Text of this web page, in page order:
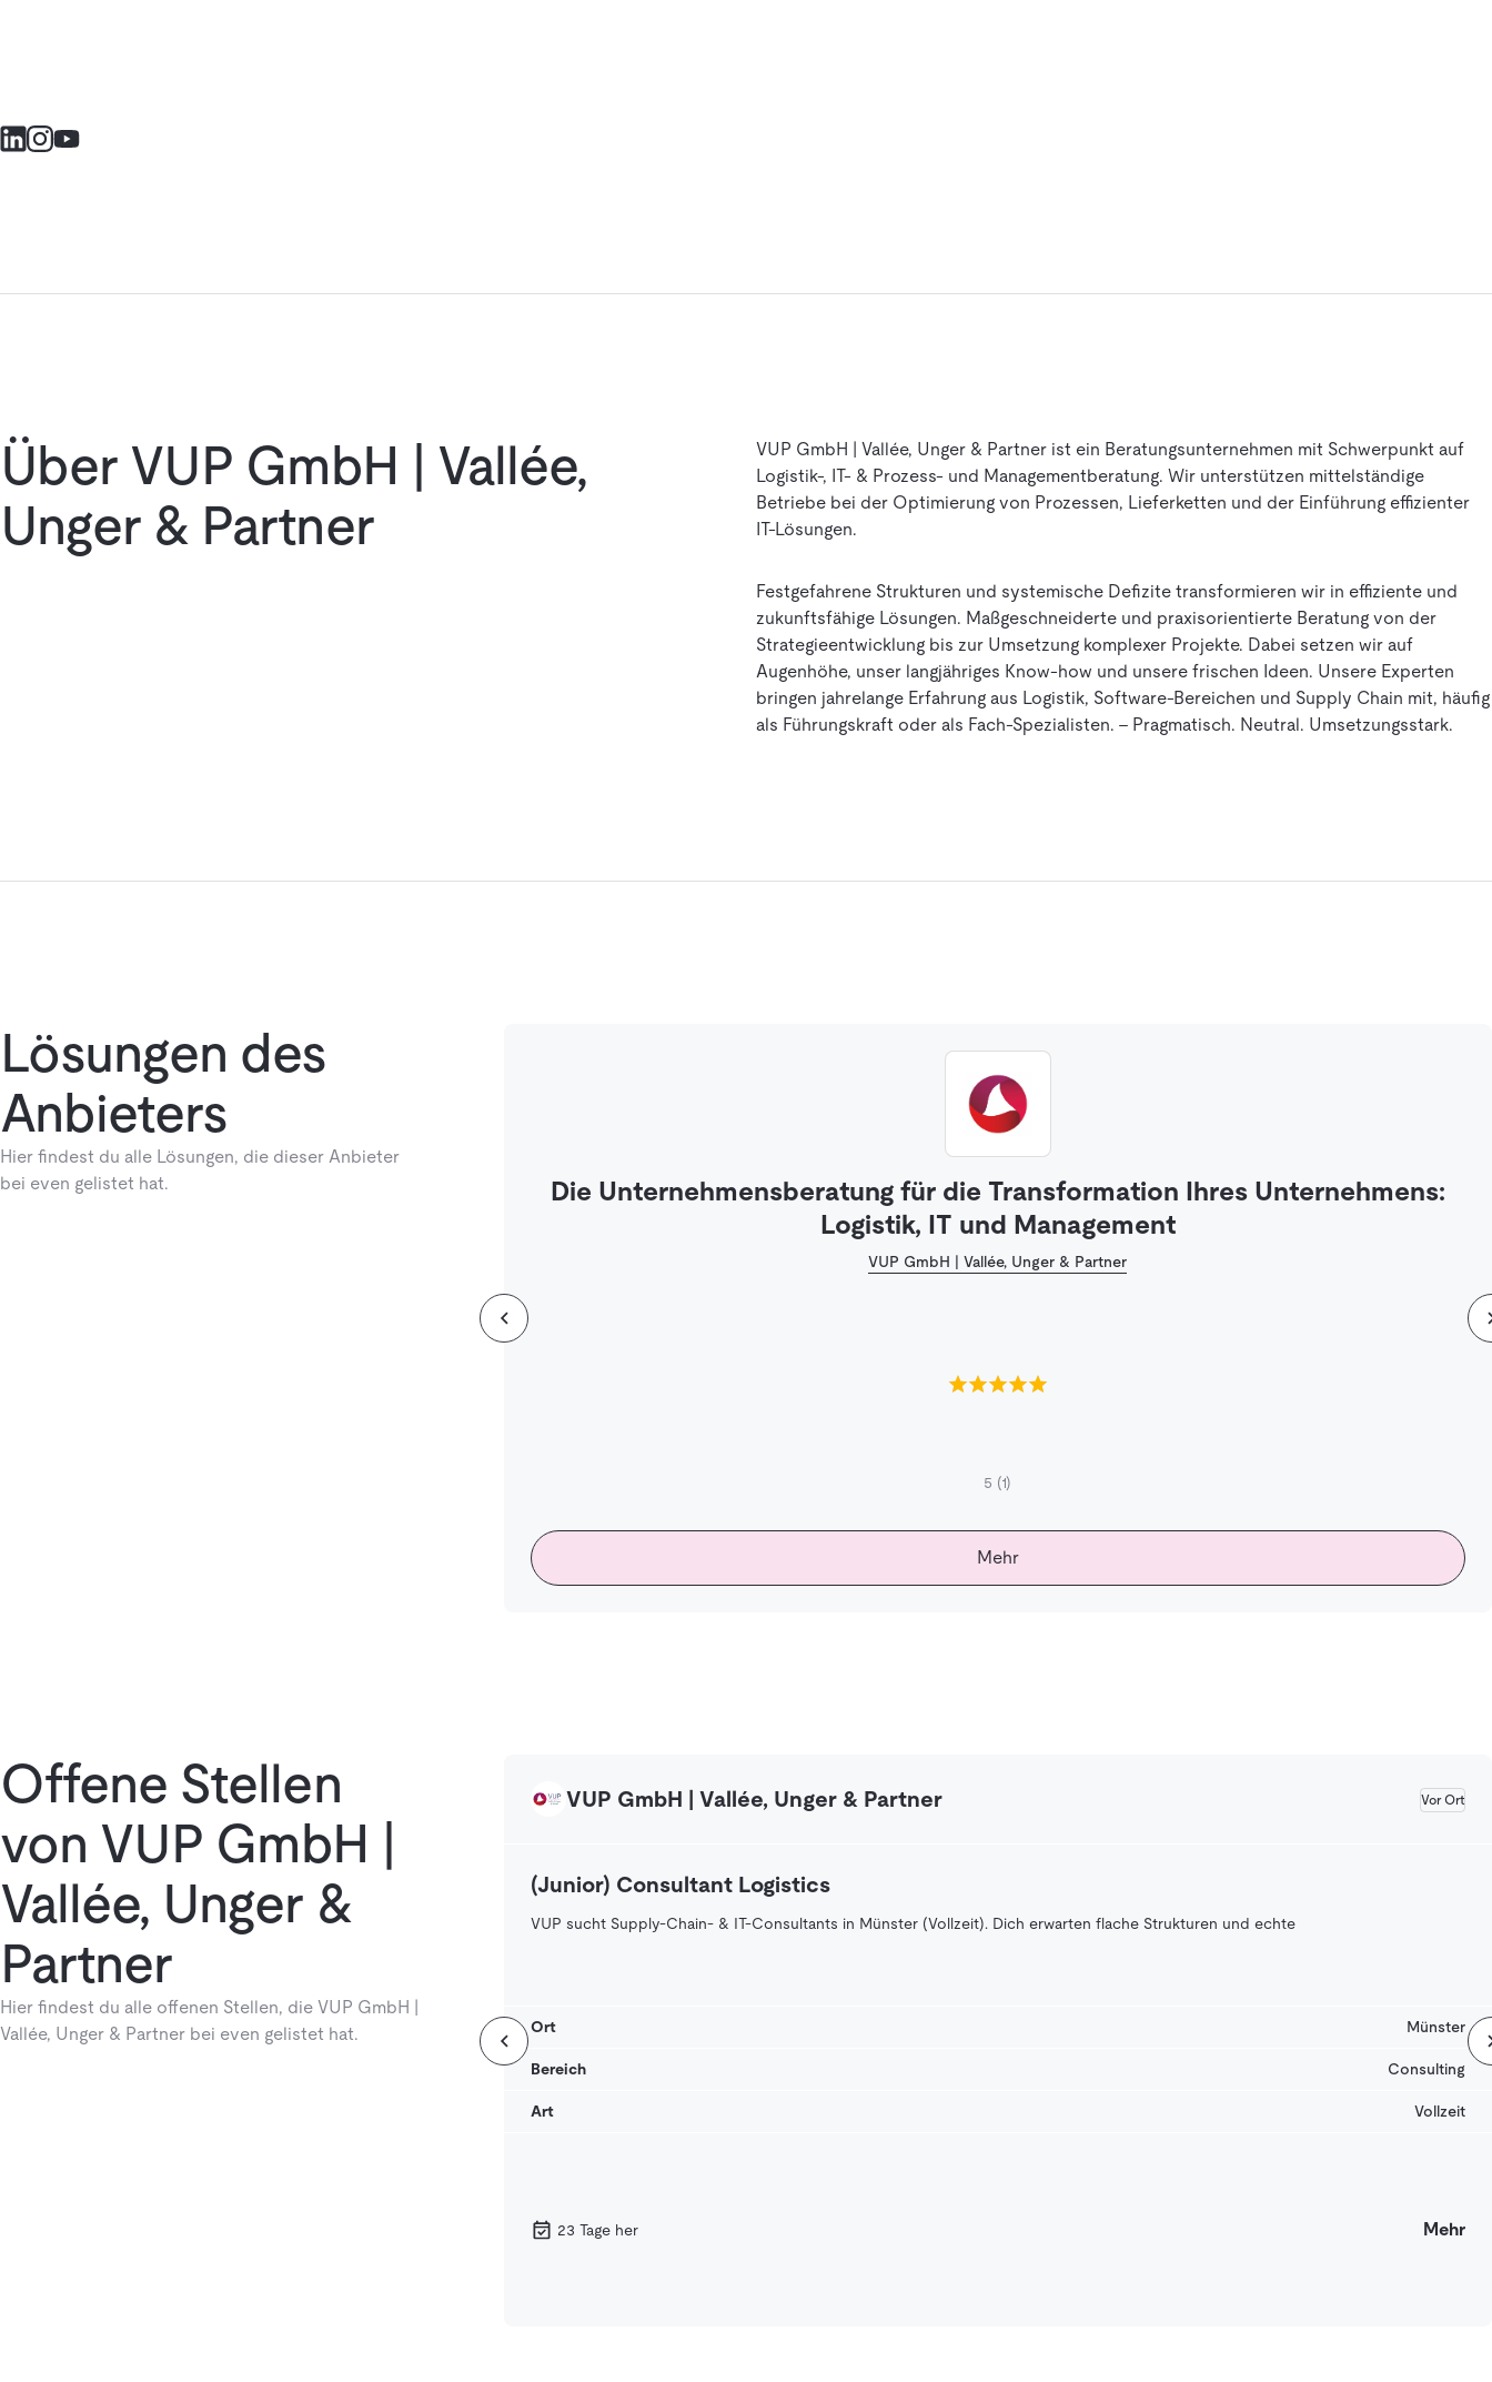
Über VUP GmbH | Vallée,
Unger & Partner
VUP GmbH | Vallée, Unger & Partner ist ein Beratungsunternehmen mit Schwerpunkt auf
Logistik-, IT- & Prozess- und Managementberatung. Wir unterstützen mittelständige
Betriebe bei der Optimierung von Prozessen, Lieferketten und der Einführung effizienter
IT-Lösungen.
Festgefahrene Strukturen und systemische Defizite transformieren wir in effiziente und
zukunftsfähige Lösungen. Maßgeschneiderte und praxisorientierte Beratung von der
Strategieentwicklung bis zur Umsetzung komplexer Projekte. Dabei setzen wir auf
Augenhöhe, unser langjähriges Know-how und unsere frischen Ideen. Unsere Experten
bringen jahrelange Erfahrung aus Logistik, Software-Bereichen und Supply Chain mit, häufig
als Führungskraft oder als Fach-Spezialisten. – Pragmatisch. Neutral. Umsetzungsstark.
Lösungen des
Anbieters
Hier findest du alle Lösungen, die dieser Anbieter
bei even gelistet hat.
Die Unternehmensberatung für die Transformation Ihres Unternehmens:
Logistik, IT und Management
VUP GmbH | Vallée, Unger & Partner
5 (1)
Mehr
Offene Stellen
von VUP GmbH |
Vallée, Unger &
Partner
Hier findest du alle offenen Stellen, die VUP GmbH |
Vallée, Unger & Partner bei even gelistet hat.
VUP GmbH | Vallée, Unger & Partner Vor Ort
(Junior) Consultant Logistics
VUP sucht Supply-Chain- & IT-Consultants in Münster (Vollzeit). Dich erwarten flache Strukturen und echte
Ort Münster
Bereich Consulting
Art Vollzeit
23 Tage her Mehr